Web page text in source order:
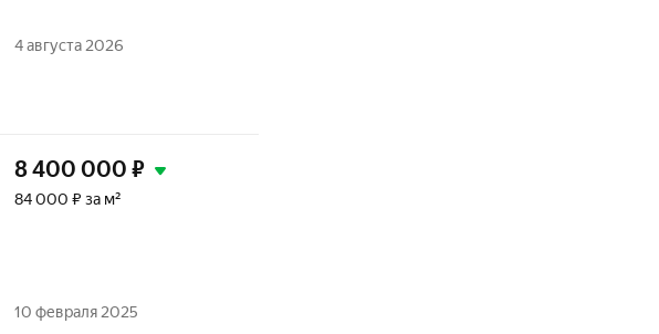
4 августа 2026
8 400 000 ₽
84 000 ₽ за м²
10 февраля 2025